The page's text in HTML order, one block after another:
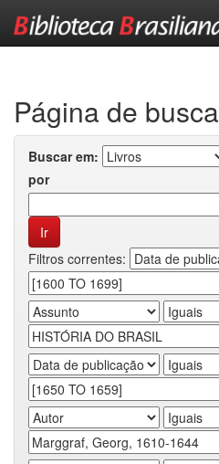
Página de busca
Buscar em:
por
Filtros correntes: